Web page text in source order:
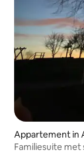
Appartement in
Familiesuite